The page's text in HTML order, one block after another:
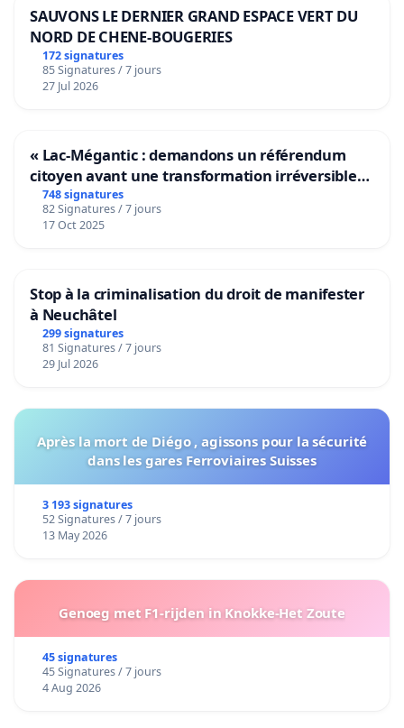
SAUVONS LE DERNIER GRAND ESPACE VERT DU
NORD DE CHENE-BOUGERIES
172 signatures
85 Signatures / 7 jours
27 Jul 2026
« Lac-Mégantic : demandons un référendum
citoyen avant une transformation irréversible
de notre territoire »
748 signatures
82 Signatures / 7 jours
17 Oct 2025
Stop à la criminalisation du droit de manifester
à Neuchâtel
299 signatures
81 Signatures / 7 jours
29 Jul 2026
Après la mort de Diégo , agissons pour la sécurité
dans les gares Ferroviaires Suisses
3 193 signatures
52 Signatures / 7 jours
13 May 2026
Genoeg met F1-rijden in Knokke-Het Zoute
45 signatures
45 Signatures / 7 jours
4 Aug 2026